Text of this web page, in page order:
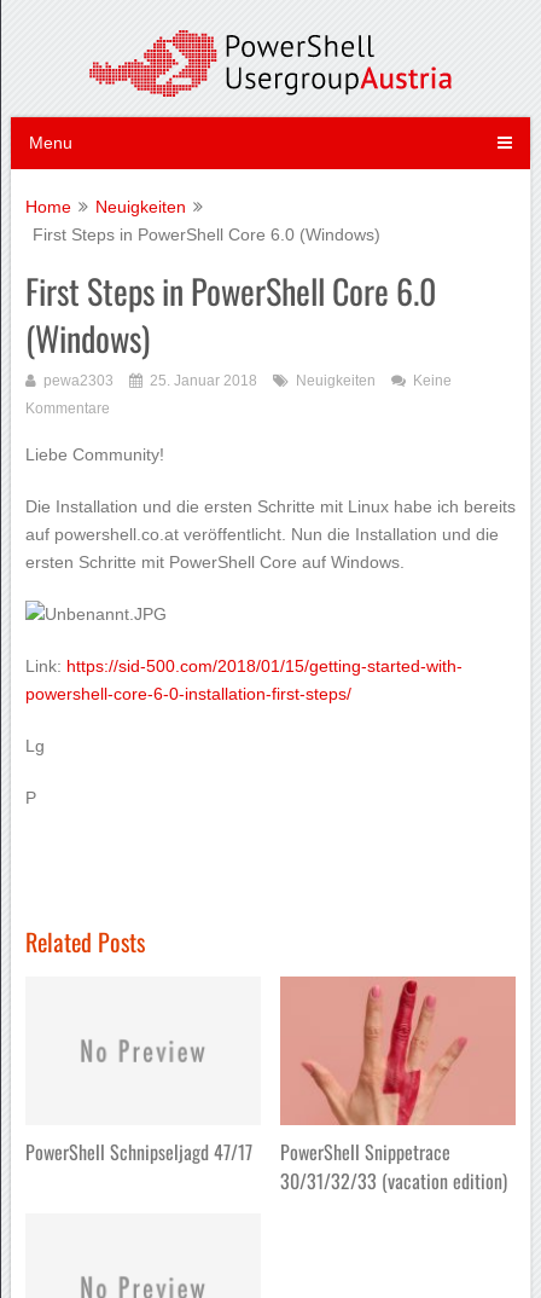
Menu
Home
Neuigkeiten
First Steps in PowerShell Core 6.0 (Windows)
First Steps in PowerShell Core 6.0
(Windows)
pewa2303 25. Januar 2018 Neuigkeiten
Keine
Kommentare
Liebe Community!
Die Installation und die ersten Schritte mit Linux habe ich bereits
auf powershell.co.at veröffentlicht. Nun die Installation und die
ersten Schritte mit PowerShell Core auf Windows.
Link: https://sid-500.com/2018/01/15/getting-started-with-
powershell-core-6-0-installation-first-steps/
Lg
P
Related Posts
PowerShell Schnipseljagd 47/17
PowerShell Snippetrace
30/31/32/33 (vacation edition)